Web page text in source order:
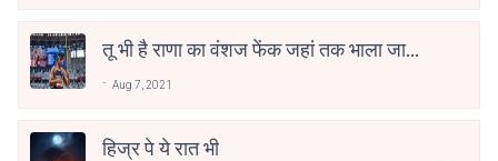
तू भी है राणा का वंशज फेंक जहां तक भाला जाए:
Aug 7, 2021
हिज्र पे ये रात भी